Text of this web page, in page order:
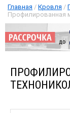
Главная / Кровля /
Профилированная